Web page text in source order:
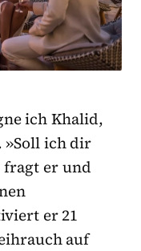
ich Khalid,
»Soll ich dir
fragt er und
er 21
auf